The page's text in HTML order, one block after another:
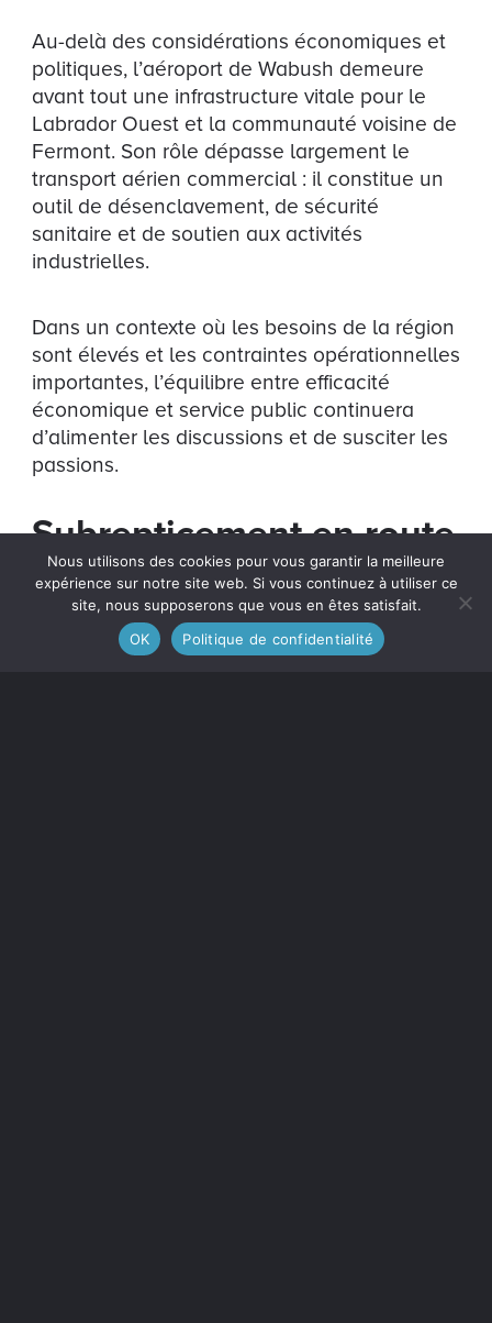
Au-delà des considérations économiques et
politiques, l’aéroport de Wabush demeure
avant tout une infrastructure vitale pour le
Labrador Ouest et la communauté voisine de
Fermont. Son rôle dépasse largement le
transport aérien commercial : il constitue un
outil de désenclavement, de sécurité
sanitaire et de soutien aux activités
industrielles.
Dans un contexte où les besoins de la région
sont élevés et les contraintes opérationnelles
importantes, l’équilibre entre efficacité
économique et service public continuera
d’alimenter les discussions et de susciter les
passions.
Subrepticement en route
vers une privatisation ?
La députée de Côte-Nord-
Kawawachikamach-Nitassinan, Marilène
Nous utilisons des cookies pour vous garantir la meilleure
expérience sur notre site web. Si vous continuez à utiliser ce
site, nous supposerons que vous en êtes satisfait.
OK
Politique de confidentialité